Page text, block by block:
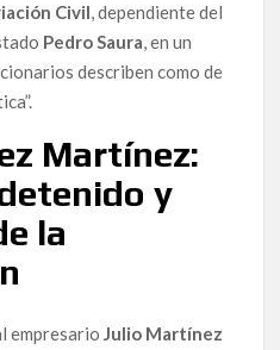
Civil, dependiente del
Pedro Saura, en un
describen como de
Martínez:
y
la
empresarioJulio Martínez